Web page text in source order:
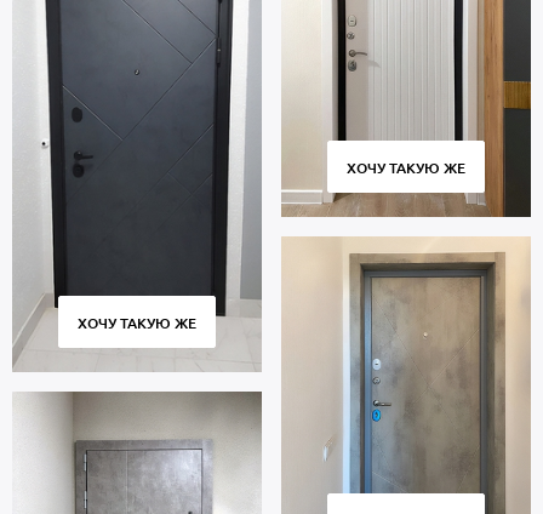
ХОЧУ ТАКУЮ ЖЕ
ХОЧУ ТАКУЮ ЖЕ